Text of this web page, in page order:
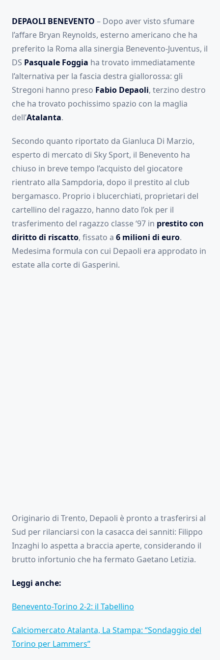
DEPAOLI BENEVENTO – Dopo aver visto sfumare
l’affare Bryan Reynolds, esterno americano che ha
preferito la Roma alla sinergia Benevento-Juventus, il
DS Pasquale Foggia ha trovato immediatamente
l’alternativa per la fascia destra giallorossa: gli
Stregoni hanno preso Fabio Depaoli, terzino destro
che ha trovato pochissimo spazio con la maglia
dell’Atalanta.
Secondo quanto riportato da Gianluca Di Marzio,
esperto di mercato di Sky Sport, il Benevento ha
chiuso in breve tempo l’acquisto del giocatore
rientrato alla Sampdoria, dopo il prestito al club
bergamasco. Proprio i blucerchiati, proprietari del
cartellino del ragazzo, hanno dato l’ok per il
trasferimento del ragazzo classe ‘97 in prestito con
diritto di riscatto, fissato a 6 milioni di euro.
Medesima formula con cui Depaoli era approdato in
estate alla corte di Gasperini.
Originario di Trento, Depaoli è pronto a trasferirsi al
Sud per rilanciarsi con la casacca dei sanniti: Filippo
Inzaghi lo aspetta a braccia aperte, considerando il
brutto infortunio che ha fermato Gaetano Letizia.
Leggi anche:
Benevento-Torino 2-2: il Tabellino
Calciomercato Atalanta, La Stampa: “Sondaggio del
Torino per Lammers”